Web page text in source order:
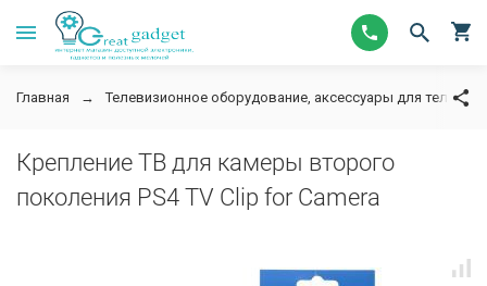
Главная Телевизионное оборудование, аксессуары для
Крепление ТВ для камеры второго
поколения PS4 TV Clip for Camera